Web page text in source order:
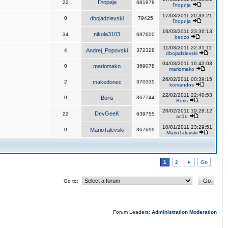
22 Глорија 681978
Глорија
0 dbojadzievski 79425
17/03/2011 20:33:21
Глорија
34 nikola3103 697600
16/03/2011 23:36:13
bedzo
4 Andrej_Popovski 372328
11/03/2011 22:31:11
dbojadzievski
0 mariomako 369078
04/03/2011 16:43:03
mariomako
2 makedonec 370335
26/02/2011 00:39:15
komandos
0 Boris 367744
22/02/2011 22:40:53
Boris
22 DevGeeK 639755
20/02/2011 19:28:12
ac1d
0 MarioTalevski 367699
10/01/2011 23:29:51
MarioTalevski
1 2 ► Go
Go to:
Forum Leaders: Administration Moderation